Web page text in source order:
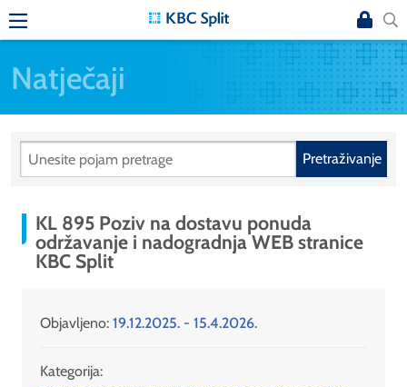
Natječaji
Pretraživanje
KL 895 Poziv na dostavu ponuda
održavanje i nadogradnja WEB stranice
KBC Split
Objavljeno: 19.12.2025. - 15.4.2026.
Kategorija: